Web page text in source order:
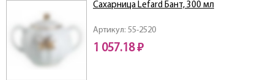
Артикул: 55-2520
Сахарница Lefard Бант, 300 мл
1 057.18 ₽